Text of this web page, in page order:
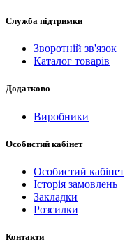
Служба підтримки
Зворотній зв'язок
Каталог товарів
Додатково
Виробники
Особистий кабінет
Особистий кабінет
Історія замовлень
Закладки
Розсилки
Контакти